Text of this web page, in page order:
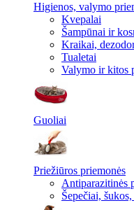
Higienos, valymo
Kvepalai
Šampūnai ir
Kraikai,
Tualetai
Valymo ir kitos
Guoliai
Priežiūros priemonės
Antiparazitinės
Šepečiai,